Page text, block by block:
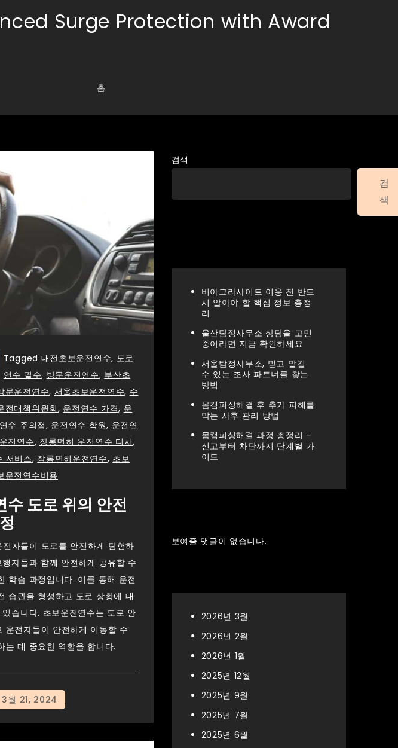
Surge Protection with Award
홈
Tagged 대전초보운전연수, 도로
연수 필수, 방문운전연수, 부산초
문운전연수, 서울초보운전연수, 수
전대책위원회, 운전연수 가격, 운
수 주의점, 운전연수 학원, 운전연
전연수, 장롱면허 운전연수 디시,
서비스, 장롱면허운전연수, 초보
운전연수비용
수 도로 위의 안전
자들이 도로를 안전하게 탐험하
자들과 함께 안전하게 공유할 수
학습 과정입니다. 이를 통해 운전
습관을 형성하고 도로 상황에 대
습니다. 초보운전연수는 도로 안
운전자들이 안전하게 이동할 수
는 데 중요한 역할을 합니다.
검색
검
색
비아그라사이트 이용 전 반드
시 알아야 할 핵심 정보 총정
리
울산탐정사무소 상담을 고민
중이라면 지금 확인하세요
서울탐정사무소, 믿고 맡길
수 있는 조사 파트너를 찾는
방법
몸캠피싱해결 후 추가 피해를
막는 사후 관리 방법
몸캠피싱해결 과정 총정리 –
신고부터 차단까지 단계별 가
이드
보여줄 댓글이 없습니다.
2026년 3월
2026년 2월
2026년 1월
2025년 12월
2025년 9월
2025년 7월
2025년 6월